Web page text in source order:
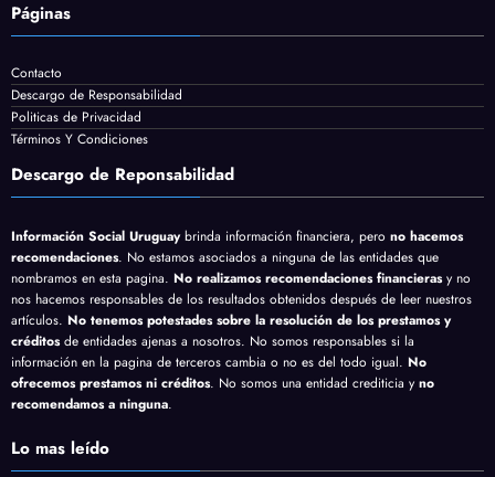
Páginas
Contacto
Descargo de Responsabilidad
Politicas de Privacidad
Términos Y Condiciones
Descargo de Reponsabilidad
Información Social Uruguaybrinda información financiera, pero no hacemos
recomendaciones. No estamos asociados a ninguna de las entidades que
nombramos en esta pagina. No realizamos recomendaciones financierasy no
nos hacemos responsables de los resultados obtenidos después de leer nuestros
artículos. No tenemos potestades sobre la resolución de los prestamos y
créditosde entidades ajenas a nosotros. No somos responsables si la
información en la pagina de terceros cambia o no es del todo igual. No
ofrecemos prestamos ni créditos. No somos una entidad crediticia y no
recomendamos a ninguna.
Lo mas leído